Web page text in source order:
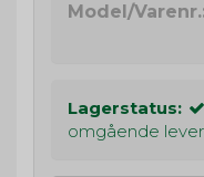
Model/
Lagerstatus:
omgående